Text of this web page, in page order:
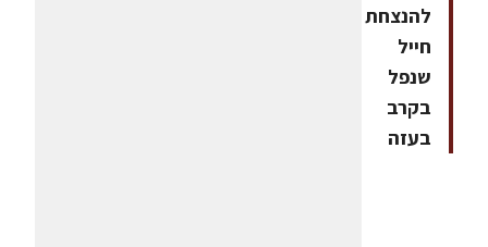
להנצחת
חייל
שנפל
בקרב
בעזה